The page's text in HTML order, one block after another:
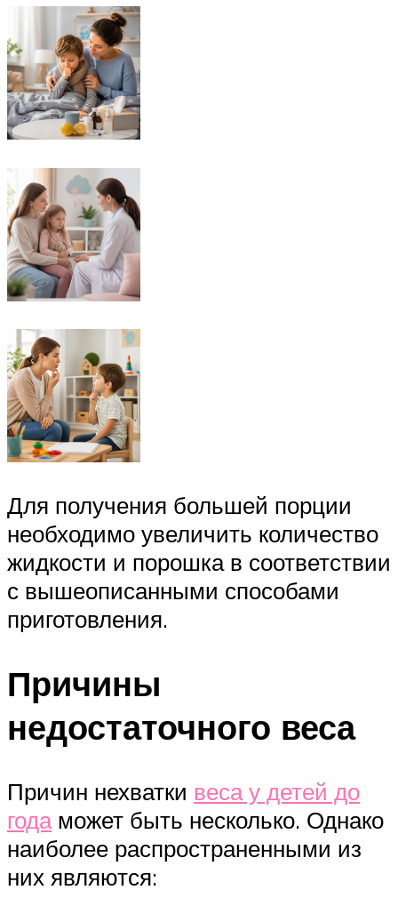
Для получения большей порции
необходимо увеличить количество
жидкости и порошка в соответствии
с вышеописанными способами
приготовления.
Причины
недостаточного веса
Причин нехватки веса у детей до
годаможет быть несколько. Однако
наиболее распространенными из
них являются: